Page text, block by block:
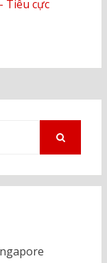
Tiêu cực